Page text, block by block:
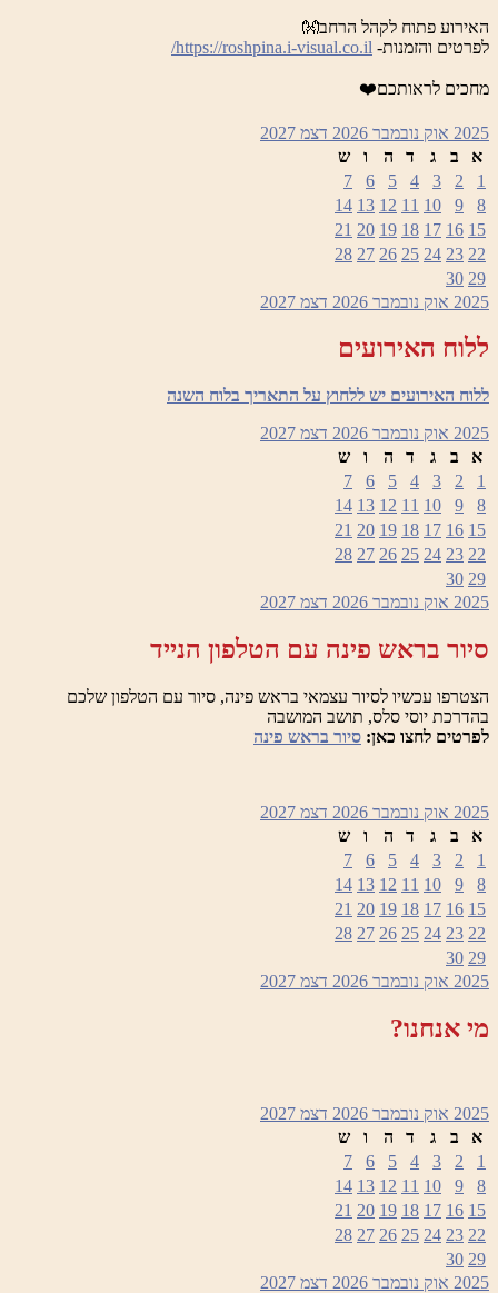
האירוע פתוח לקהל הרחב👐
לפרטים והזמנות- https://roshpina.i-visual.co.il/
מחכים לראותכם❤️
2025 אוק נובמבר 2026 דצמ 2027
א
ב ג ד ה ו
ש
1
2
3
4
5
6
7
8
9
10
11
12
13
14
15
16
17
18
19
20
21
22
23
24
25
26
27
28
29
30
2025 אוק נובמבר 2026 דצמ 2027
ללוח האירועים
ללוח האירועים יש ללחוץ על התאריך בלוח השנה
2025 אוק נובמבר 2026 דצמ 2027
א
ב ג ד ה ו
ש
1
2
3
4
5
6
7
8
9
10
11
12
13
14
15
16
17
18
19
20
21
22
23
24
25
26
27
28
29
30
2025 אוק נובמבר 2026 דצמ 2027
סיור בראש פינה עם הטלפון הנייד
הצטרפו עכשיו לסיור עצמאי בראש פינה, סיור עם הטלפון שלכם
בהדרכת יוסי סלס, תושב המושבה
לפרטים לחצו כאן: סיור בראש פינה
2025 אוק נובמבר 2026 דצמ 2027
א
ב ג ד ה ו
ש
1
2
3
4
5
6
7
8
9
10
11
12
13
14
15
16
17
18
19
20
21
22
23
24
25
26
27
28
29
30
2025 אוק נובמבר 2026 דצמ 2027
מי אנחנו?
2025 אוק נובמבר 2026 דצמ 2027
א
ב ג ד ה ו
ש
1
2
3
4
5
6
7
8
9
10
11
12
13
14
15
16
17
18
19
20
21
22
23
24
25
26
27
28
29
30
2025 אוק נובמבר 2026 דצמ 2027